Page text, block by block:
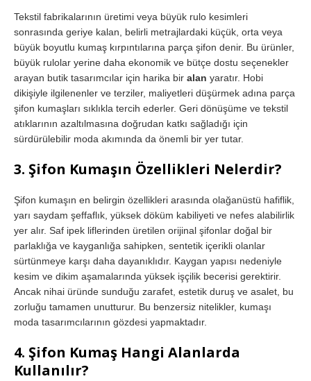
Tekstil fabrikalarının üretimi veya büyük rulo kesimleri
sonrasında geriye kalan, belirli metrajlardaki küçük, orta veya
büyük boyutlu kumaş kırpıntılarına parça şifon denir. Bu ürünler,
büyük rulolar yerine daha ekonomik ve bütçe dostu seçenekler
arayan butik tasarımcılar için harika bir alan yaratır. Hobi
dikişiyle ilgilenenler ve terziler, maliyetleri düşürmek adına parça
şifon kumaşları sıklıkla tercih ederler. Geri dönüşüme ve tekstil
atıklarının azaltılmasına doğrudan katkı sağladığı için
sürdürülebilir moda akımında da önemli bir yer tutar.
3. Şifon Kumaşın Özellikleri Nelerdir?
Şifon kumaşın en belirgin özellikleri arasında olağanüstü hafiflik,
yarı saydam şeffaflık, yüksek döküm kabiliyeti ve nefes alabilirlik
yer alır. Saf ipek liflerinden üretilen orijinal şifonlar doğal bir
parlaklığa ve kayganlığa sahipken, sentetik içerikli olanlar
sürtünmeye karşı daha dayanıklıdır. Kaygan yapısı nedeniyle
kesim ve dikim aşamalarında yüksek işçilik becerisi gerektirir.
Ancak nihai üründe sunduğu zarafet, estetik duruş ve asalet, bu
zorluğu tamamen unutturur. Bu benzersiz nitelikler, kumaşı
moda tasarımcılarının gözdesi yapmaktadır.
4. Şifon Kumaş Hangi Alanlarda
Kullanılır?